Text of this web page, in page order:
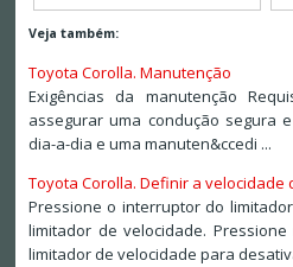
Veja também:
Toyota Corolla. Manutenção
Exigências da manutenção
assegurar uma condução segura
dia-a-dia e uma manuten&ccedi ...
Toyota Corolla. Definir a velocidade
Pressione o interruptor do
limitador de velocidade.
limitador de velocidade para